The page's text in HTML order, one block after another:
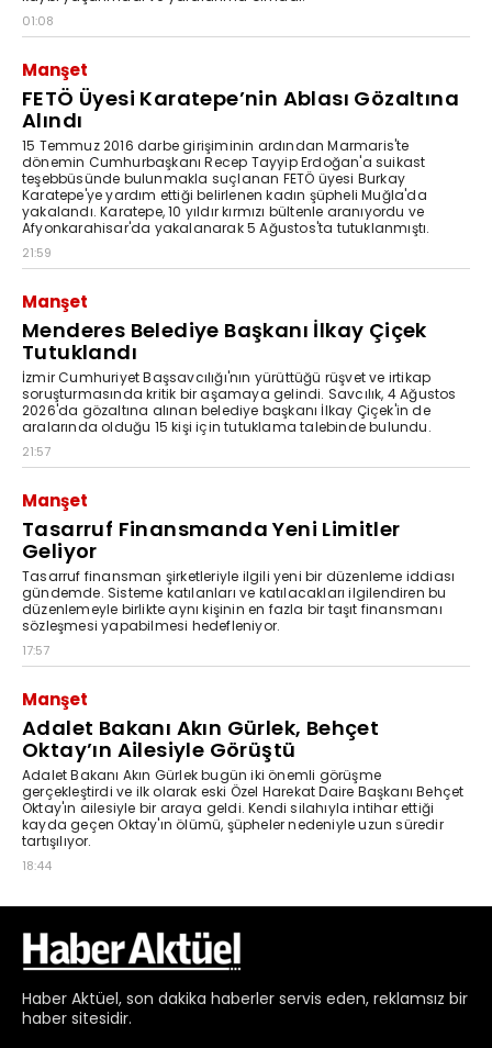
Haber Aktüel, son dakika haberler servis eden, reklamsız bir
haber sitesidir.